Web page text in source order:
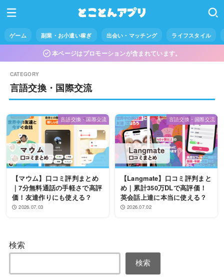
ゲーム 副業・お小遣い稼ぎ 出会い・マッチング ライフスタイル
本ページはプロモーションが含まれています。
言語交換・国際交流
言語交換・国際交流
【マウム】口コミ評判まとめ
｜7分無料通話の手軽さで高評
価！友達作りにも使える？
2026.07.03
言語交換・国際交流
【Langmate】口コミ評判まと
め｜累計350万DLで高評価！
英会話上達に本当に使える？
2026.07.02
検索
検索